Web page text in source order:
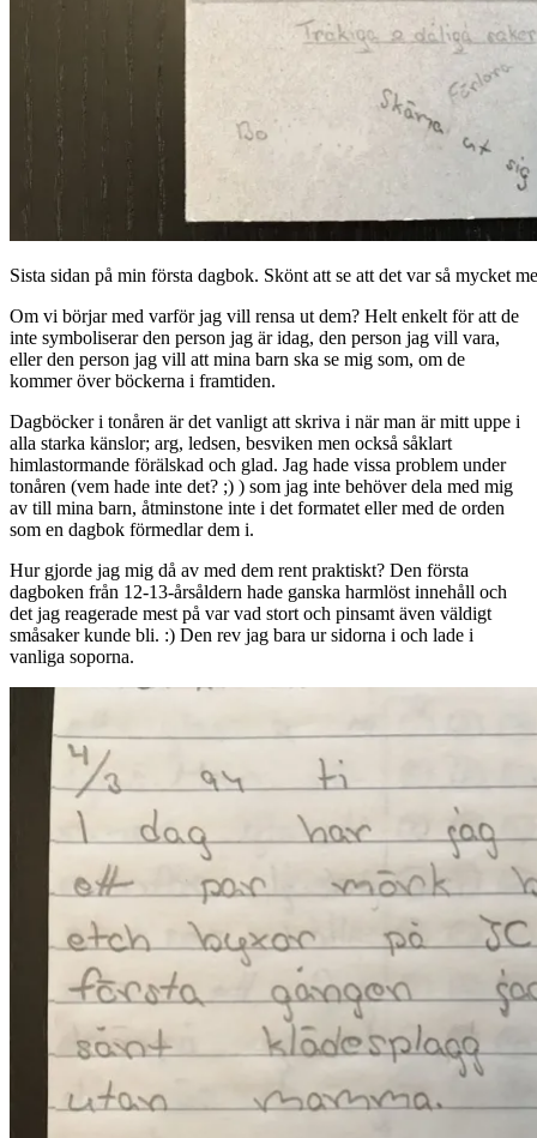
Sista sidan på min första dagbok. Skönt att se att det var så mycket
Om vi börjar med varför jag vill rensa ut dem? Helt enkelt för att de
inte symboliserar den person jag är idag, den person jag vill vara,
eller den person jag vill att mina barn ska se mig som, om de
kommer över böckerna i framtiden.
Dagböcker i tonåren är det vanligt att skriva i när man är mitt uppe i
alla starka känslor; arg, ledsen, besviken men också såklart
himlastormande förälskad och glad. Jag hade vissa problem under
tonåren (vem hade inte det? ;) ) som jag inte behöver dela med mig
av till mina barn, åtminstone inte i det formatet eller med de orden
som en dagbok förmedlar dem i.
Hur gjorde jag mig då av med dem rent praktiskt? Den första
dagboken från 12-13-årsåldern hade ganska harmlöst innehåll och
det jag reagerade mest på var vad stort och pinsamt även väldigt
småsaker kunde bli. :) Den rev jag bara ur sidorna i och lade i
vanliga soporna.